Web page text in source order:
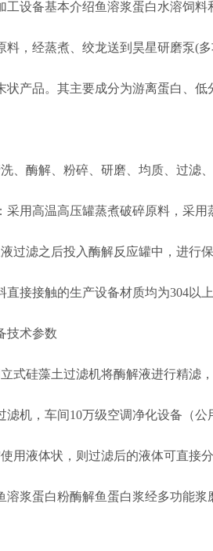
工设备基本介绍鱼溶浆蛋白水溶饲
料，经蒸煮、绞龙送到昊星研磨泵(
状产品。其主要成分为游离蛋白、
洗、酶解、粉碎、研磨、均质、过
采用高温高压罐蒸煮破碎原料，采用
液过滤之后投入酶解反应罐中，进
直接接触的生产设备材质均为304以
技术参数
式硅藻土过滤机将酶解液进行精滤
滤机，车间10万级空调净化设备（公
用液体状，则过滤后的液体可直接
溶浆蛋白粉酶解鱼蛋白浆经多功能浆